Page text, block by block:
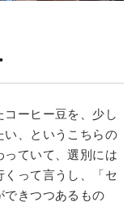
ーヒー豆を、少し
い、というこちらの
ていて、選別には
って言うし、「セ
できつつあるもの